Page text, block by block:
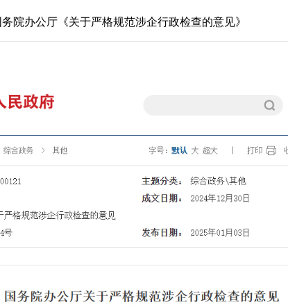
务院办公厅《关于严格规范涉企行政检查的意见》